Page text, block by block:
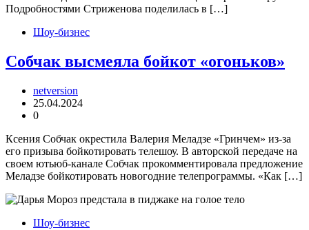
Подробностями Стриженова поделилась в […]
Шоу-бизнес
Собчак высмеяла бойкот «огоньков»
netversion
25.04.2024
0
Ксения Собчак окрестила Валерия Меладзе «Гринчем» из-за
его призыва бойкотировать телешоу. В авторской передаче на
своем ютьюб-канале Собчак прокомментировала предложение
Меладзе бойкотировать новогодние телепрограммы. «Как […]
Шоу-бизнес